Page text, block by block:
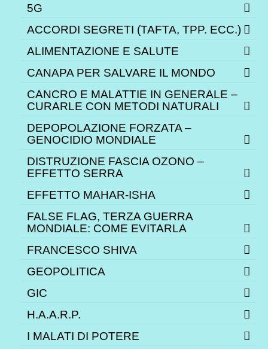
5G
ACCORDI SEGRETI (TAFTA, TPP. ECC.)
ALIMENTAZIONE E SALUTE
CANAPA PER SALVARE IL MONDO
CANCRO E MALATTIE IN GENERALE –
CURARLE CON METODI NATURALI
DEPOPOLAZIONE FORZATA –
GENOCIDIO MONDIALE
DISTRUZIONE FASCIA OZONO –
EFFETTO SERRA
EFFETTO MAHAR-ISHA
FALSE FLAG, TERZA GUERRA
MONDIALE: COME EVITARLA
FRANCESCO SHIVA
GEOPOLITICA
GIC
H.A.A.R.P.
I MALATI DI POTERE